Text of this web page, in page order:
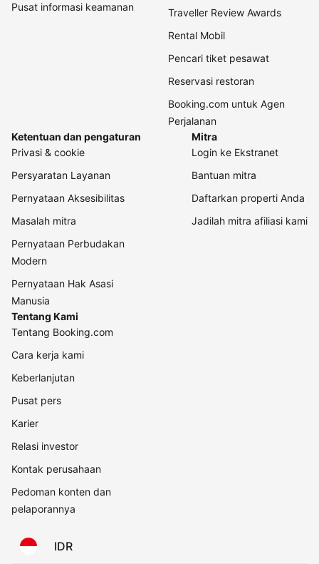
Pusat informasi keamanan
Traveller Review Awards
Rental Mobil
Pencari tiket pesawat
Reservasi restoran
Booking.com untuk Agen
Perjalanan
Ketentuan dan pengaturan
Privasi & cookie
Persyaratan Layanan
Pernyataan Aksesibilitas
Masalah mitra
Pernyataan Perbudakan
Modern
Pernyataan Hak Asasi
Manusia
Mitra
Login ke Ekstranet
Bantuan mitra
Daftarkan properti Anda
Jadilah mitra afiliasi kami
Tentang Kami
Tentang Booking.com
Cara kerja kami
Keberlanjutan
Pusat pers
Karier
Relasi investor
Kontak perusahaan
Pedoman konten dan
pelaporannya
IDR